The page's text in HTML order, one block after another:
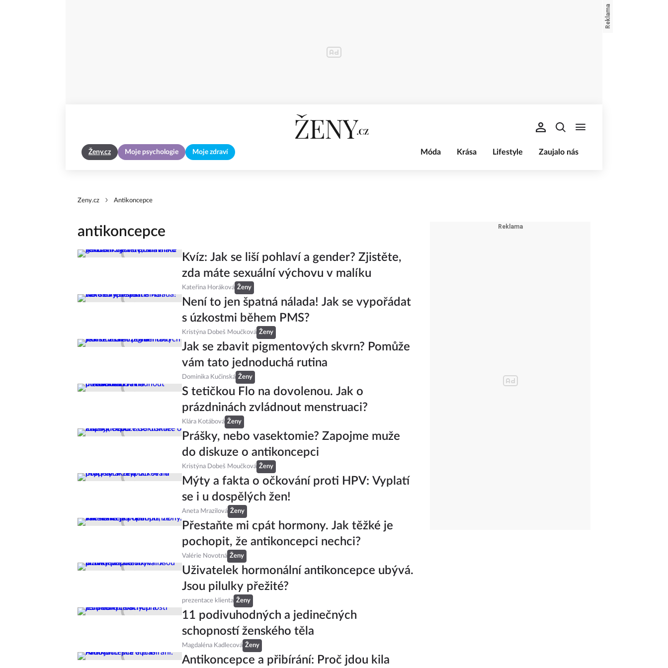
Ženy.cz Moje psychologie Moje zdraví Móda Krása Lifestyle Zaujalo nás
Zeny.cz Antikoncepce
antikoncepce
Kvíz: Jak se liší pohlaví a gender? Zjistěte,
zda máte sexuální výchovu v malíku
Kateřina Horáková Ženy
Není to jen špatná nálada! Jak se vypořádat
s úzkostmi během PMS?
Kristýna Dobeš Moučková Ženy
Jak se zbavit pigmentových skvrn? Pomůže
vám tato jednoduchá rutina
Dominika Kučinská Ženy
S tetičkou Flo na dovolenou. Jak o
prázdninách zvládnout menstruaci?
Klára Kotábová Ženy
Prášky, nebo vasektomie? Zapojme muže
do diskuze o antikoncepci
Kristýna Dobeš Moučková Ženy
Mýty a fakta o očkování proti HPV: Vyplatí
se i u dospělých žen!
Aneta Mrazilová Ženy
Přestaňte mi cpát hormony. Jak těžké je
pochopit, že antikoncepci nechci?
Valérie Novotná Ženy
Uživatelek hormonální antikoncepce ubývá.
Jsou pilulky přežité?
prezentace klienta Ženy
11 podivuhodných a jedinečných
schopností ženského těla
Magdaléna Kadlecová Ženy
Antikoncepce a přibírání: Proč jdou kila